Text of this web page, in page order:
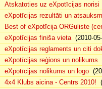
Atskatoties uz eXpotīcijas norisi
eXpotīcijas rezultāti un
Best of eXpotīcija ORGuliste
eXpotīcijas finiša vieta(2010-
eXpotīcijas reglaments un citi
eXpotīcijas reģions un nolikums
eXpotīcijas nolikums un logo
4x4 Klubs aicina - Centrs 2010!